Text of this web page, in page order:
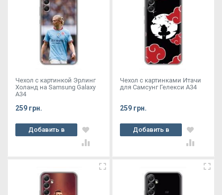
Чехол с картинкой Эрлинг
Холанд на Samsung Galaxy
A34
259 грн.
Добавить в
корзину
Чехол с картинками Итачи
для Самсунг Гелекси А34
259 грн.
Добавить в
корзину